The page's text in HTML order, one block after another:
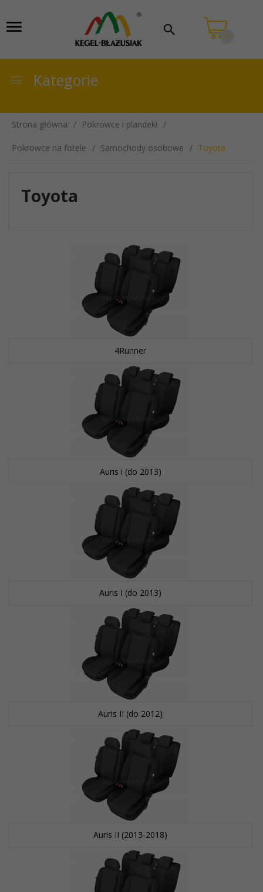
0
Kategorie
Strona główna Pokrowce i plandeki
Pokrowce na fotele Samochody osobowe Toyota
Toyota
4Runner
Auris i (do 2013)
Auris I (do 2013)
Auris II (do 2012)
Auris II (2013-2018)